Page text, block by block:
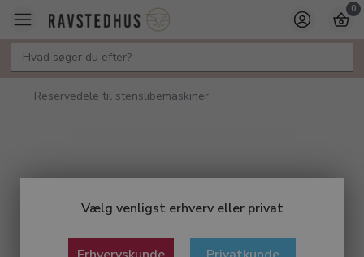
Vælg venligst erhverv eller privat
0
Reservedele til stenslibemaskiner